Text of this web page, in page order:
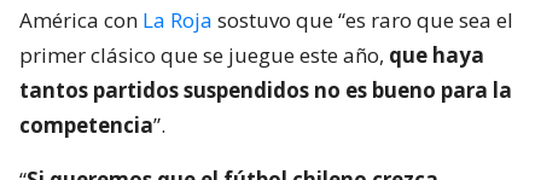
América con La Roja sostuvo que “es raro que sea el
primer clásico que se juegue este año, que haya
tantos partidos suspendidos no es bueno para la
competencia”.